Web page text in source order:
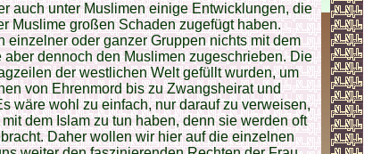
auch unter Muslimen einige Entwicklungen, die
Muslime großen Schaden zugefügt haben.
einzelner oder ganzer Gruppen nichts mit dem
dennoch den Muslimen zugeschrieben. Die
der westlichen Welt gefüllt wurden, um
von Ehrenmord bis zu Zwangsheirat und
wäre wohl zu einfach, nur darauf zu verweisen,
dem Islam zu tun haben, denn sie werden oft
Daher wollen wir hier auf die einzelnen